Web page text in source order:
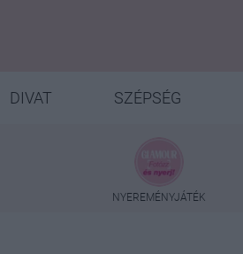
DIVAT SZÉPSÉG
NYEREMÉNYJÁTÉK